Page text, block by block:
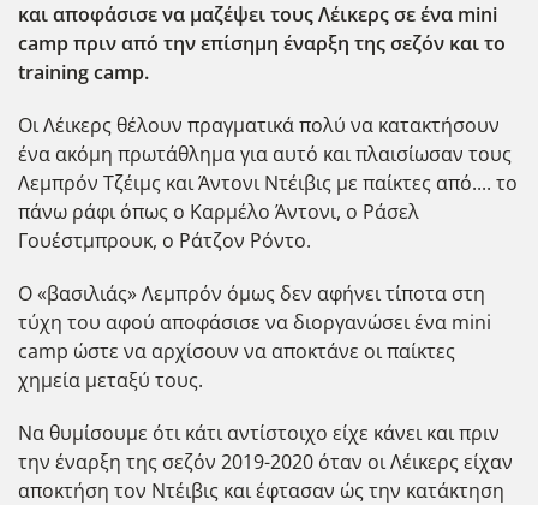
και αποφάσισε να μαζέψει τους Λέικερς σε ένα mini
camp πριν από την επίσημη έναρξη της σεζόν και το
training camp.
Οι Λέικερς θέλουν πραγματικά πολύ να κατακτήσουν
ένα ακόμη πρωτάθλημα για αυτό και πλαισίωσαν τους
Λεμπρόν Τζέιμς και Άντονι Ντέιβις με παίκτες από.... το
πάνω ράφι όπως ο Καρμέλο Άντονι, ο Ράσελ
Γουέστμπρουκ, ο Ράτζον Ρόντο.
Ο «βασιλιάς» Λεμπρόν όμως δεν αφήνει τίποτα στη
τύχη του αφού αποφάσισε να διοργανώσει ένα mini
camp ώστε να αρχίσουν να αποκτάνε οι παίκτες
χημεία μεταξύ τους.
Να θυμίσουμε ότι κάτι αντίστοιχο είχε κάνει και πριν
την έναρξη της σεζόν 2019-2020 όταν οι Λέικερς είχαν
αποκτήση τον Ντέιβις και έφτασαν ώς την κατάκτηση